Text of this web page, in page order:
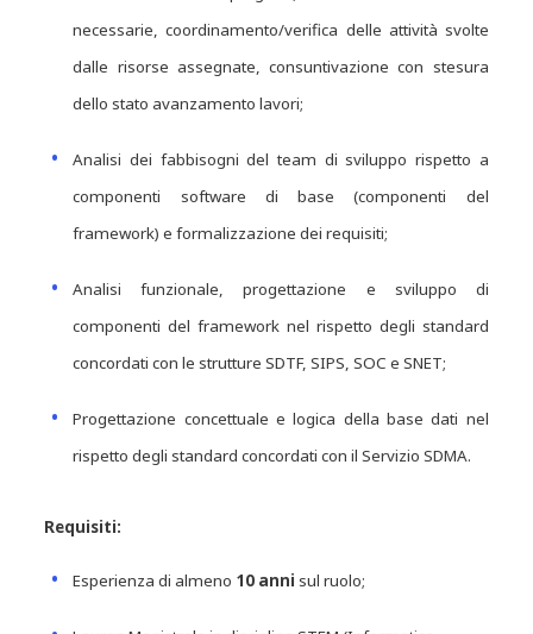
necessarie, coordinamento/verifica delle attività svolte
dalle risorse assegnate, consuntivazione con stesura
dello stato avanzamento lavori;
Analisi dei fabbisogni del team di sviluppo rispetto a
componenti software di base (componenti del
framework) e formalizzazione dei requisiti;
Analisi funzionale, progettazione e sviluppo di
componenti del framework nel rispetto degli standard
concordati con le strutture SDTF, SIPS, SOC e SNET;
Progettazione concettuale e logica della base dati nel
rispetto degli standard concordati con il Servizio SDMA.
Requisiti:
Esperienza di almeno 10 anni sul ruolo;